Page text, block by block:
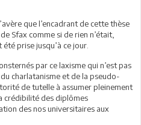
que l’encadrant de cette thèse
Sfax comme si de rien n’était,
prise jusqu’à ce jour.
par ce laxisme qui n’est pas
charlatanisme et de la pseudo-
de tutelle à assumer pleinement
crédibilité des diplômes
des nos universitaires aux